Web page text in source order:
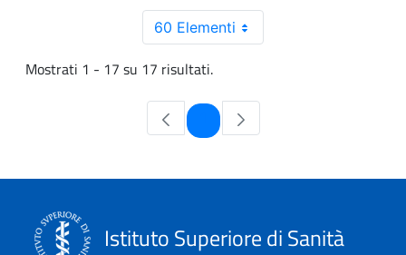
60 Elementi
Mostrati 1 - 17 su 17 risultati.
Pagina
Istituto Superiore di Sanità